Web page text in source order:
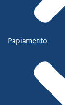
Papiamento